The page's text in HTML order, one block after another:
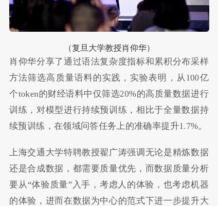
（复旦大学教授肖仰华）
肖仰华分享了通过语法复杂度指标和累积分布采样
方法筛选高质量语料的实践，实验表明，从100亿
个token的财经语料中仅筛选20%的高质量数据进行
训练，对模型进行持续预训练，相比于全量数据持
续预训练，在领域问答任务上的准确率提升1.7%。
上海交通大学特聘教授翟广涛强调无论是精炼数据
还是合成数据，都需要质量优先，而数据质量分析
要从“体验质量”入手，考虑人的体验，也考虑机器
的体验，进而在数据为中心的范式下进一步提升大